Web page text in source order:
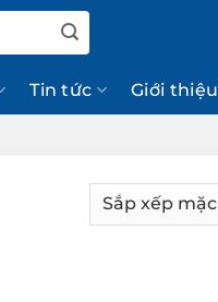
Tin tức Giới thiệu